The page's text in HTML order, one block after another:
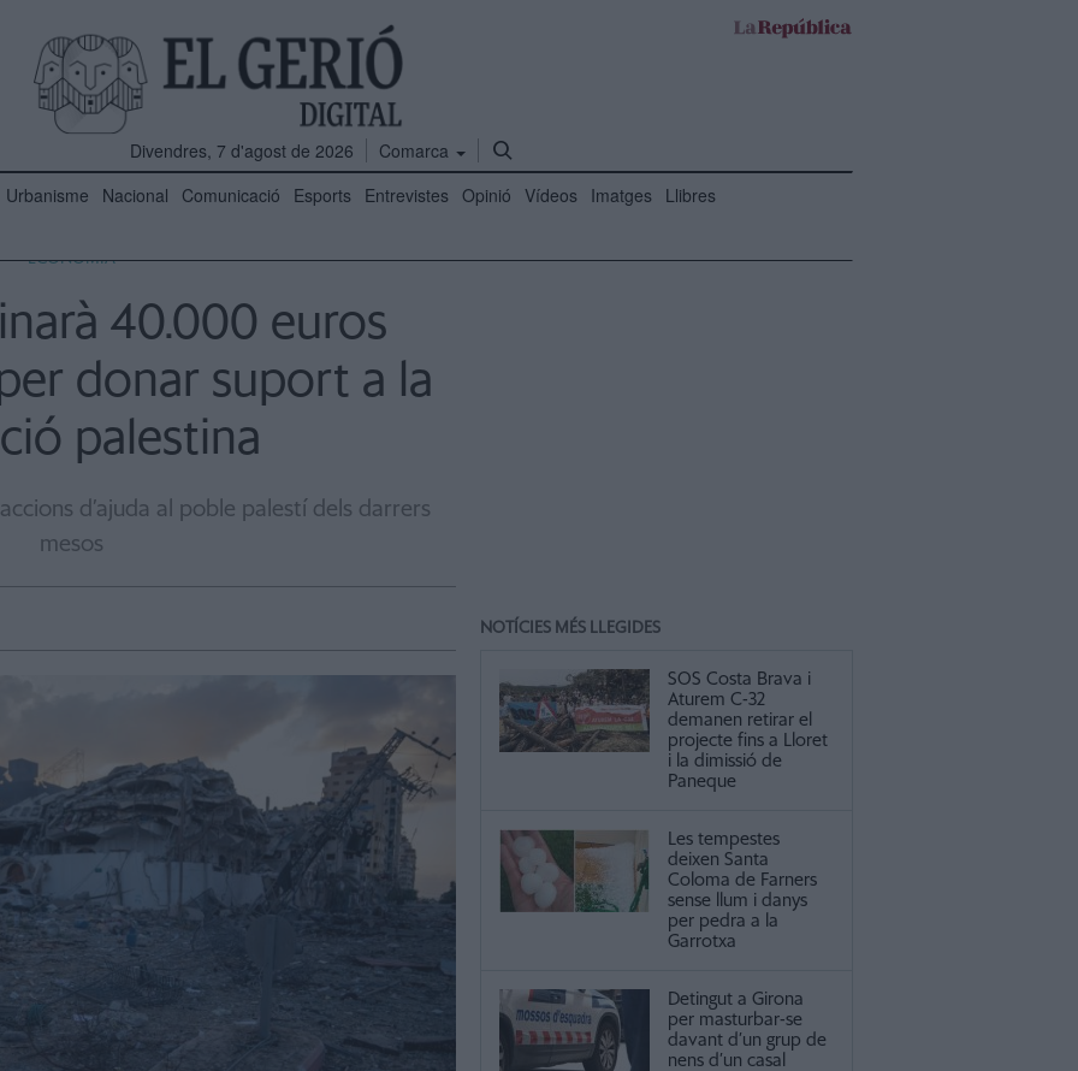
Divendres, 7 d'agost de 2026
Comarca
Urbanisme Nacional Comunicació Esports Entrevistes Opinió Vídeos Imatges Llibres
ECONOMIA
40.000 euros
donar suport a la
palestina
d’ajuda al poble palestí dels darrers
mesos
NOTÍCIES MÉS LLEGIDES
SOS Costa Brava i
Aturem C-32
demanen retirar el
projecte fins a Lloret
i la dimissió de
Paneque
Les tempestes
deixen Santa
Coloma de Farners
sense llum i danys
per pedra a la
Garrotxa
Detingut a Girona
per masturbar-se
davant d’un grup de
nens d’un casal